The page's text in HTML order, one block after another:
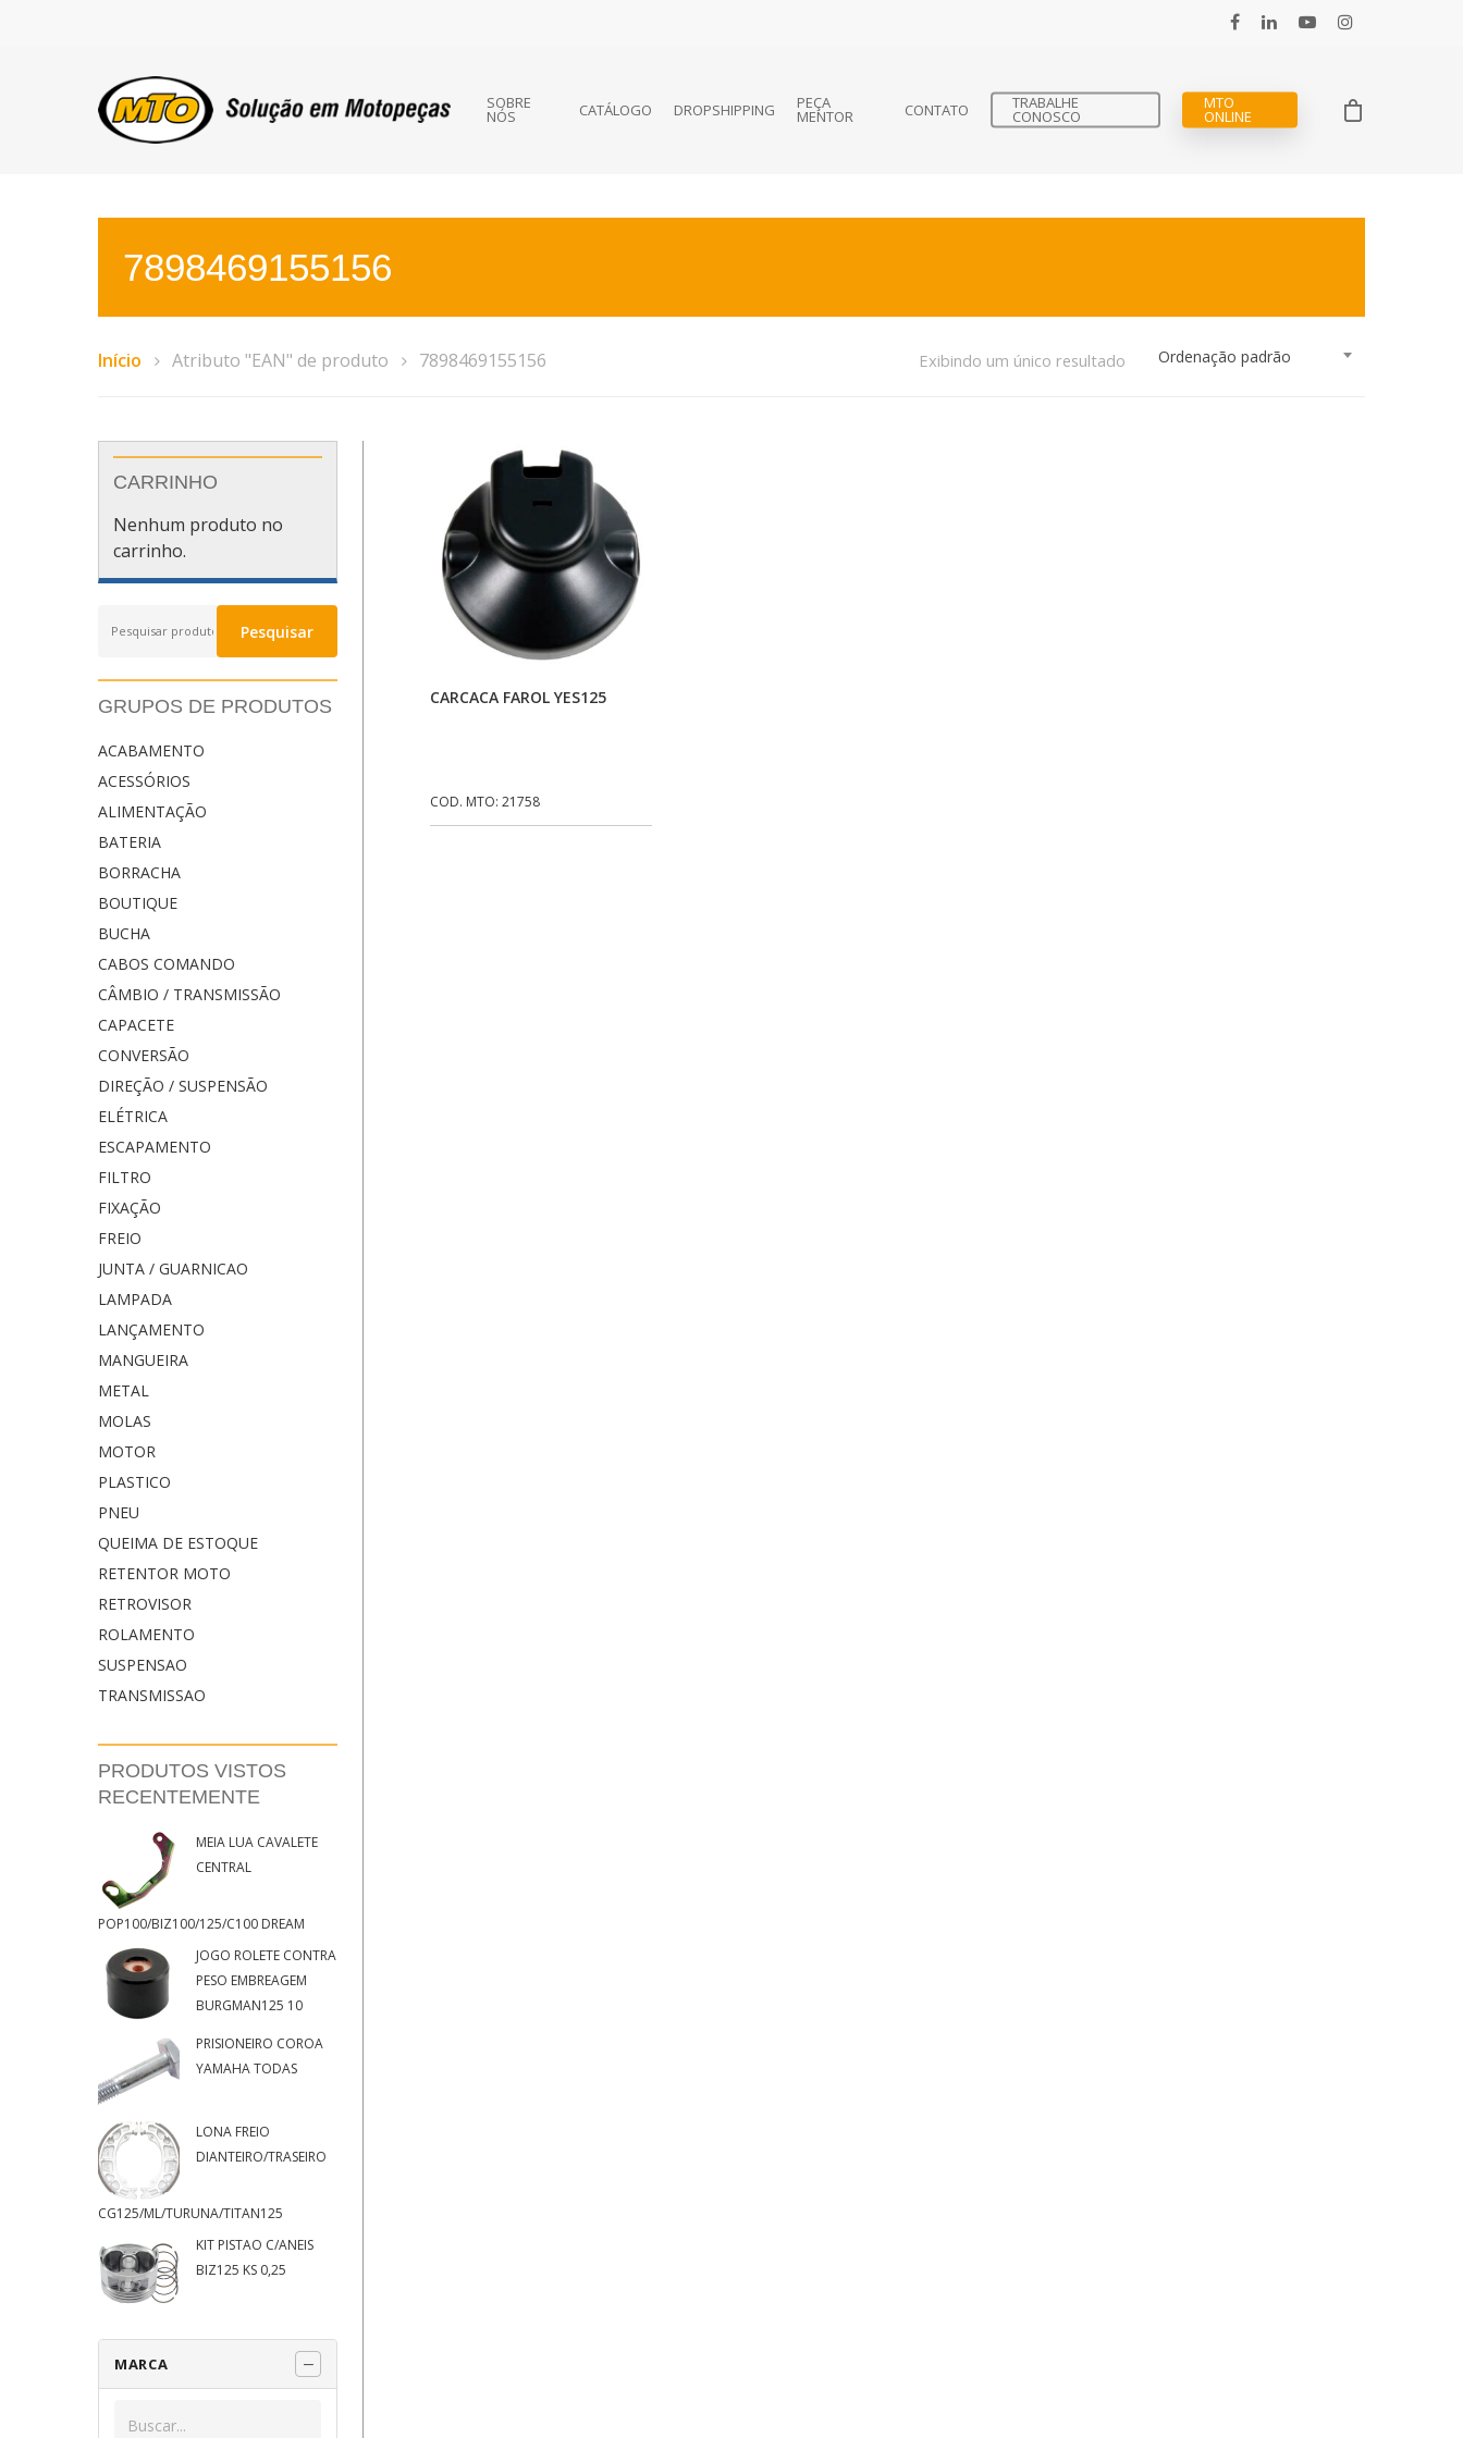
SOBRE
NÓS CATÁLOGO DROPSHIPPING PEÇA
MENTOR CONTATO TRABALHE
CONOSCO
MTO
ONLINE
7898469155156
Ordenação padrão
Exibindo um único resultado
Início Atributo "EAN" de produto 7898469155156
CARRINHO
Nenhum produto no
carrinho.
por:
Pesquisar
GRUPOS DE PRODUTOS
ACABAMENTO
ACESSÓRIOS
ALIMENTAÇÃO
BATERIA
BORRACHA
BOUTIQUE
BUCHA
CABOS COMANDO
CÂMBIO / TRANSMISSÃO
CAPACETE
CONVERSÃO
DIREÇÃO / SUSPENSÃO
ELÉTRICA
ESCAPAMENTO
FILTRO
FIXAÇÃO
FREIO
JUNTA / GUARNICAO
LAMPADA
LANÇAMENTO
MANGUEIRA
METAL
MOLAS
MOTOR
PLASTICO
PNEU
QUEIMA DE ESTOQUE
RETENTOR MOTO
RETROVISOR
ROLAMENTO
SUSPENSAO
TRANSMISSAO
PRODUTOS VISTOS
RECENTEMENTE
MEIA LUA CAVALETE
CENTRAL
POP100/BIZ100/125/C100 DREAM
JOGO ROLETE CONTRA
PESO EMBREAGEM
BURGMAN125 10
PRISIONEIRO COROA
YAMAHA TODAS
LONA FREIO
DIANTEIRO/TRASEIRO
CG125/ML/TURUNA/TITAN125
KIT PISTAO C/ANEIS
BIZ125 KS 0,25
MARCA
Adicionar Ao Carrinho
CARCACA FAROL YES125
COD. MTO: 21758